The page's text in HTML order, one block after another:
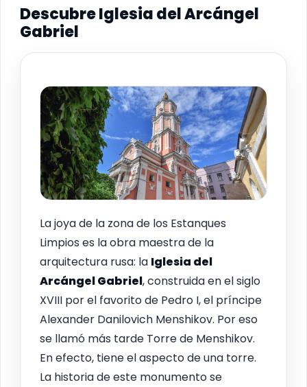
Descubre Iglesia del Arcángel
Gabriel
La joya de la zona de los Estanques
Limpios es la obra maestra de la
arquitectura rusa: la Iglesia del
Arcángel Gabriel, construida en el siglo
XVIII por el favorito de Pedro I, el príncipe
Alexander Danilovich Menshikov. Por eso
se llamó más tarde Torre de Menshikov.
En efecto, tiene el aspecto de una torre.
La historia de este monumento se